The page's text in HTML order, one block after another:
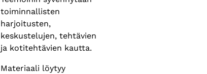
toiminnallisten
harjoitusten,
keskustelujen, tehtävien
ja kotitehtävien kautta.
Materiaali löytyy